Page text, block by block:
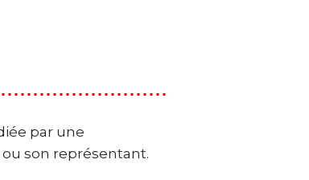
par une
son représentant.